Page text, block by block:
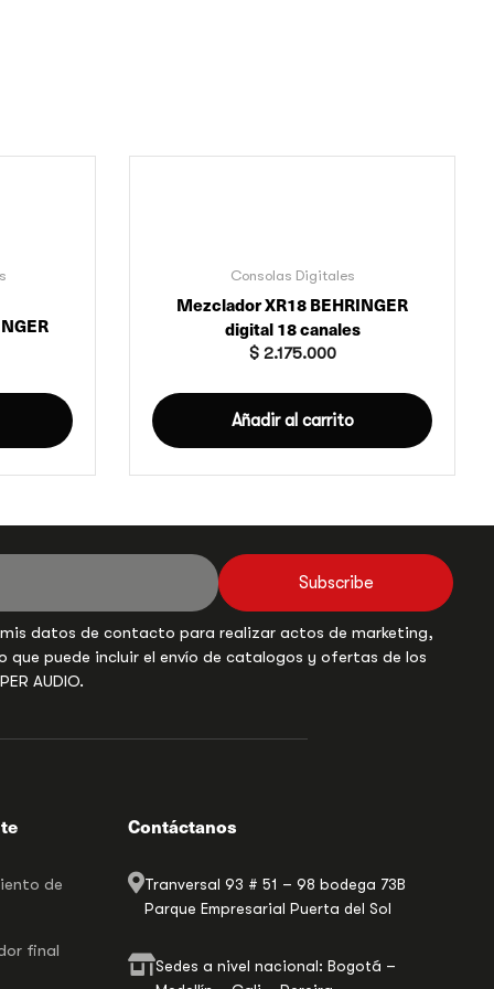
Consolas Digitales
Mezclador XR18 BEHRINGER
digital 18 canales
$2.175.000
Añadir al carrito
Subscribe
datos de contacto para realizar actos de marketing,
que puede incluir el envío de catalogos y ofertas de los
AUDIO.
de
final
Contáctanos
Tranversal 93 # 51 – 98 bodega 73B
Parque Empresarial Puerta del Sol
Sedes a nivel nacional: Bogotá –